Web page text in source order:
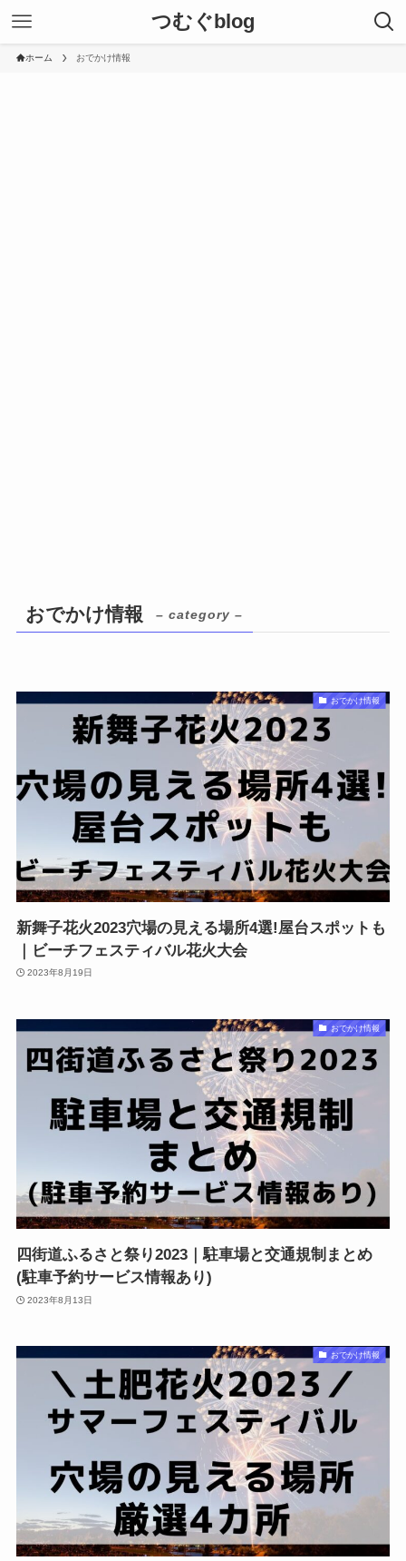
つむぐblog
ホーム おでかけ情報
おでかけ情報 – category –
おでかけ情報
新舞子花火2023穴場の見える場所4選!屋台スポットも
｜ビーチフェスティバル花火大会
2023年8月19日
おでかけ情報
四街道ふるさと祭り2023｜駐車場と交通規制まとめ
(駐車予約サービス情報あり)
2023年8月13日
おでかけ情報